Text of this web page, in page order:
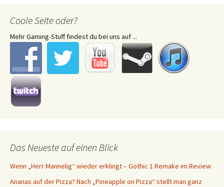
Coole Seite oder?
Mehr Gaming-Stuff findest du bei uns auf ...
Das Neueste auf einen Blick
Wenn „Herr Mannelig“ wieder erklingt – Gothic 1 Remake im Review
Ananas auf der Pizza? Nach „Pineapple on Pizza“ stellt man ganz